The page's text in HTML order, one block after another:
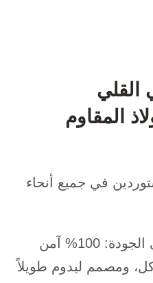
القلي
المقاوم
في جميع أنحاء
- فولاذ مقاوم للصدأ عالي الجودة: 100% آمن
ومصمم ليدوم طويلاً